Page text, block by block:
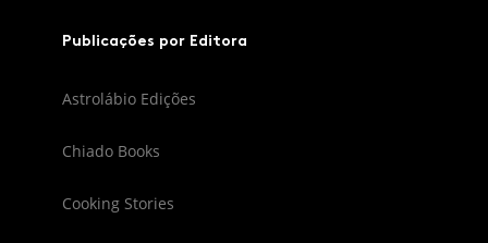
Publicações por Editora
Astrolábio Edições
Chiado Books
Cooking Stories